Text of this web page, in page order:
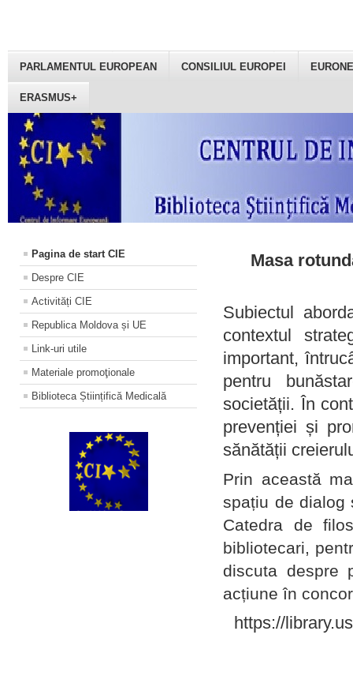
PARLAMENTUL EUROPEAN CONSILIUL EUROPEI
ERASMUS+
Pagina de start CIE
Despre CIE
Activități CIE
Republica Moldova și UE
Link-uri utile
Materiale promoţionale
Biblioteca Științifică Medicală
Masa
Subiectul
contextul
important,
pentru
societății. În
prevenției și
sănătății
Prin această
spațiu de dialog
Catedra de
bibliotecari,
discuta despre
acțiune în
https://